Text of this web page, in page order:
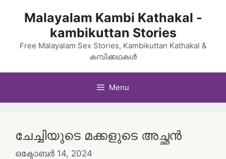
Malayalam Kambi Kathakal -
kambikuttan Stories
Free Malayalam Sex Stories, Kambikuttan Kathakal &
കമ്പിക്കഥകൾ
Menu
ചേച്ചിയുടെ മക്കളുടെ അച്ഛൻ
ഒക്ടോബർ 14, 2024